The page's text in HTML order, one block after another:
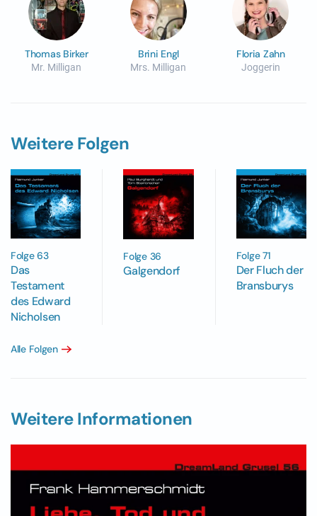
Thomas Birker
Mr. Milligan
Brini Engl
Mrs. Milligan
Floria Zahn
Joggerin
Weitere Folgen
Folge 63
Das
Testament
des Edward
Nicholsen
Folge 36
Galgendorf
Folge 71
Der Fluch der
Bransburys
Alle Folgen
Weitere Informationen